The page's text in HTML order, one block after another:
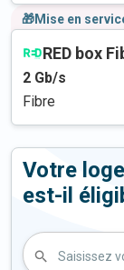
🎁Mise en
RED box
2 Gb/s
Fibre
Votre
est-il
Saisissez